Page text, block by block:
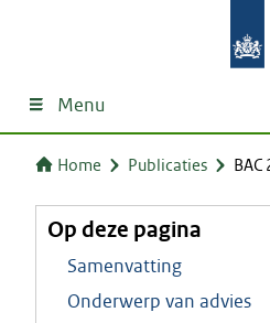
Menu
Home Publicaties
Op deze pagina
Samenvatting
Onderwerp van advies